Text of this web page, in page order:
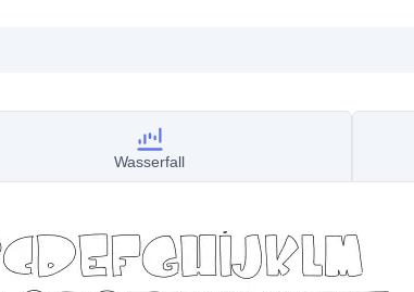
Wasserfall